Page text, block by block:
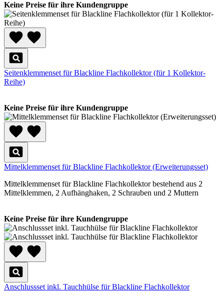
Keine Preise für ihre Kundengruppe
Seitenklemmenset für Blackline Flachkollektor (für 1 Kollektor-
Reihe)
Keine Preise für ihre Kundengruppe
Mittelklemmenset für Blackline Flachkollektor (Erweiterungsset)
Mittelklemmenset für Blackline Flachkollektor bestehend aus 2
Mittelklemmen, 2 Aufhänghaken, 2 Schrauben und 2 Muttern
Keine Preise für ihre Kundengruppe
Anschlussset inkl. Tauchhülse für Blackline Flachkollektor